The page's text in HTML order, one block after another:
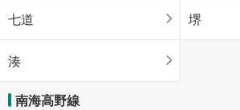
七道 堺
湊
南海高野線